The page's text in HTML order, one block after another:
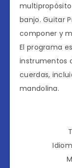
banjo. Guitar
componer y
El programa
instrumentos
cuerdas,
mandolina.